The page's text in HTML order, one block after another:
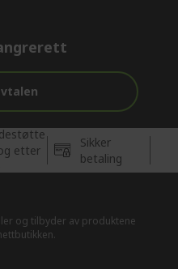
etter
Sikker
betaling
og tilbyder av produktene